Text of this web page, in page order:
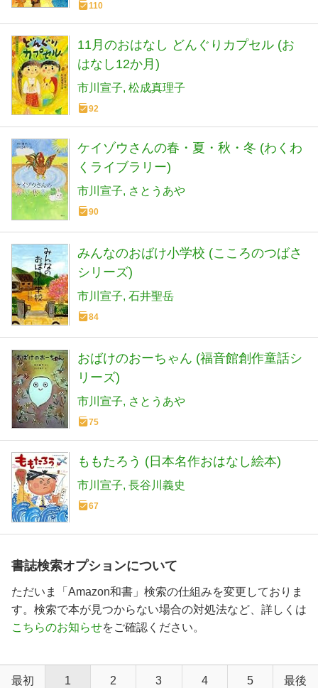
110
11月のおはなし どんぐりカプセル (お
はなし12か月)
市川宣子 松成真理子
92
ケイゾウさんの春・夏・秋・冬 (わくわ
くライブラリー)
市川宣子 さとうあや
90
みんなのおばけ小学校 (こころのつばさ
シリーズ)
市川宣子 石井聖岳
84
おばけのおーちゃん (福音館創作童話シ
リーズ)
市川宣子 さとうあや
75
ももたろう (日本名作おはなし絵本)
市川宣子 長谷川義史
67
書誌検索オプションについて
ただいま「Amazon和書」検索の仕組みを変更しておりま
す。検索で本が見つからない場合の対処法など、詳しくは
こちらのお知らせをご確認ください。
最初 1 2 3 4 5 最後